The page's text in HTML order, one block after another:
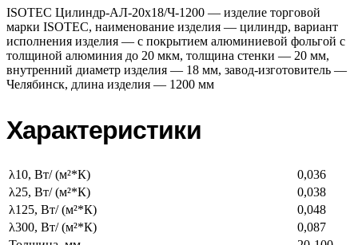
ISOTEC Цилиндр-АЛ-20х18/Ч-1200 — изделие торговой
марки ISOTEC, наименование изделия — цилиндр, вариант
исполнения изделия — с покрытием алюминиевой фольгой с
толщиной алюминия до 20 мкм, толщина стенки — 20 мм,
внутренний диаметр изделия — 18 мм, завод-изготовитель —
Челябинск, длина изделия — 1200 мм
Характеристики
λ10, Вт/ (м²*К)
0,036
λ25, Вт/ (м²*К)
0,038
λ125, Вт/ (м²*К)
0,048
λ300, Вт/ (м²*К)
0,087